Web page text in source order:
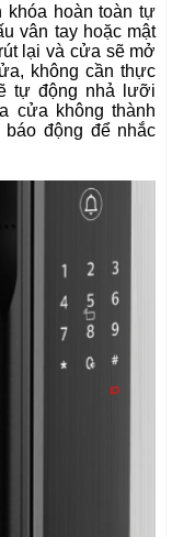
hoàn toàn tự
vân tay hoặc mật
lại và cửa sẽ mở
không cần thực
tự động nhả lưỡi
cửa không thành
báo động để nhắc